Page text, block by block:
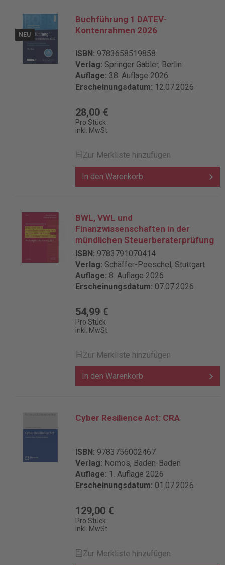
NEU
Buchführung 1 DATEV-
Kontenrahmen 2026
ISBN: 9783658519858
Verlag: Springer Gabler, Berlin
Auflage: 38. Auflage 2026
Erscheinungsdatum: 12.07.2026
28,00 €
Pro Stück
inkl. MwSt.
Zur Merkliste hinzufügen
In den Warenkorb
BWL, VWL und
Finanzwissenschaften in der
mündlichen Steuerberaterprüfung
ISBN: 9783791070414
Verlag: Schäffer-Poeschel, Stuttgart
Auflage: 8. Auflage 2026
Erscheinungsdatum: 07.07.2026
54,99 €
Pro Stück
inkl. MwSt.
Zur Merkliste hinzufügen
In den Warenkorb
Cyber Resilience Act: CRA
ISBN: 9783756002467
Verlag: Nomos, Baden-Baden
Auflage: 1. Auflage 2026
Erscheinungsdatum: 01.07.2026
129,00 €
Pro Stück
inkl. MwSt.
Zur Merkliste hinzufügen